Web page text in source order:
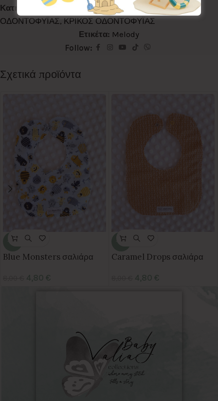
Κατηγορίες: LETS WALK, PLAYTIME
ΚΡΙΚΟΣ
ΟΔΟΝΤΟΦΥΪΑΣ, ΚΡΙΚΟΣ ΟΔΟΝΤΟΦΥΪΑΣ
Ετικέτα: Melody
Follow:
Σχετικά προϊόντα
-40%
Blue Monsters σαλιάρα
-40%
Caramel Drops σαλιάρα